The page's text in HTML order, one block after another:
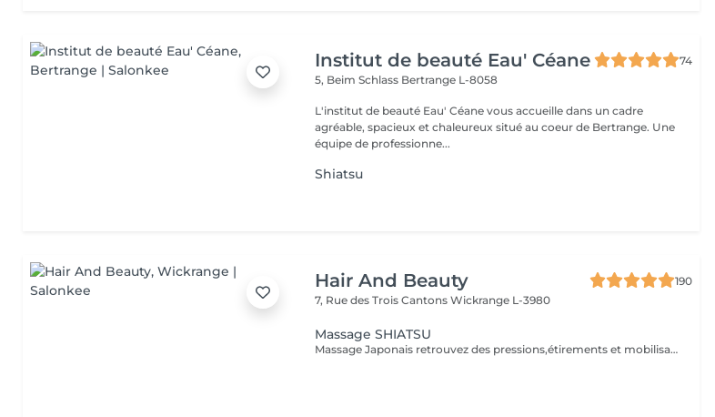
Institut de beauté Eau' Céane
74
5, Beim Schlass Bertrange L-8058
L'institut de beauté Eau' Céane vous accueille dans un cadre
agréable, spacieux et chaleureux situé au coeur de Bertrange. Une
équipe de professionne...
Shiatsu
Hair And Beauty
190
7, Rue des Trois CantonsWickrange L-3980
Massage SHIATSU
Massage Japonais retrouvez des pressions,étirements et mobilisations articulaires. Les pressions sont adaptées à votre choix, douces ou fortes Prévoir une tenue ample et des chaussettes propres.